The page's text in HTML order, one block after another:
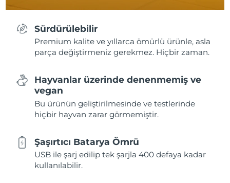
Sürdürülebilir
Premium kalite ve yıllarca ömürlü ürünle, asla
parça değiştirmeniz gerekmez. Hiçbir zaman.
Hayvanlar üzerinde denenmemiş ve
vegan
Bu ürünün geliştirilmesinde ve testlerinde
hiçbir hayvan zarar görmemiştir.
Şaşırtıcı Batarya Ömrü
USB ile şarj edilip tek şarjla 400 defaya kadar
kullanılabilir.